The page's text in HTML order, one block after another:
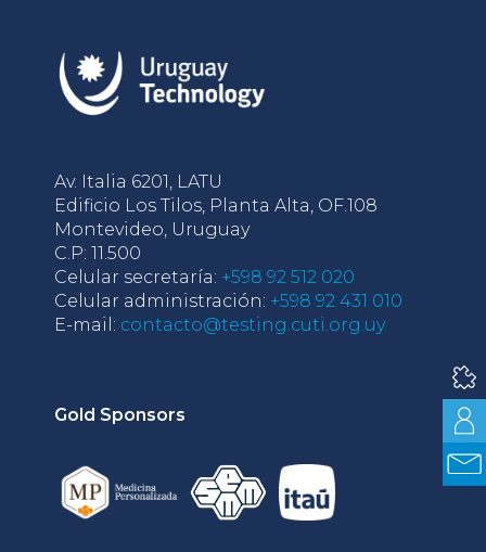
Av. Italia 6201, LATU
Edificio Los Tilos, Planta Alta, OF.108
Montevideo, Uruguay
C.P: 11.500
Celular secretaría: +598 92 512 020
Celular administración: +598 92 431 010
E-mail: contacto@testing.cuti.org.uy
Gold Sponsors